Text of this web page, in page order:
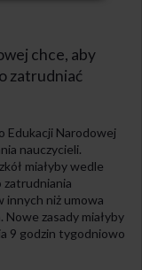
chce, aby
zatrudniać
Edukacji Narodowej
nauczycieli.
miałyby wedle
zatrudniania
innych niż umowa
Nowe zasady miałyby
9 godzin tygodniowo